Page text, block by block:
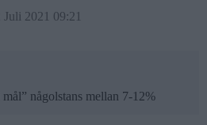
Juli 2021 09:21
någolstans mellan 7-12%